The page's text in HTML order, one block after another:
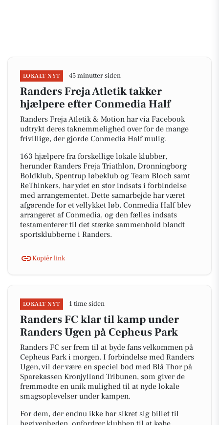
LOKALT NYT 45 minutter siden
Randers Freja Atletik takker
hjælpere efter Conmedia Half
Randers Freja Atletik & Motion har via Facebook
udtrykt deres taknemmelighed over for de mange
frivillige, der gjorde Conmedia Half mulig.
163 hjælpere fra forskellige lokale klubber,
herunder Randers Freja Triathlon, Dronningborg
Boldklub, Spentrup løbeklub og Team Bloch samt
ReThinkers, har ydet en stor indsats i forbindelse
med arrangementet. Dette samarbejde har været
afgørende for et vellykket løb. Conmedia Half blev
arrangeret af Conmedia, og den fælles indsats
testamenterer til det stærke sammenhold blandt
sportsklubberne i Randers.
Kopiér link
LOKALT NYT 1 time siden
Randers FC klar til kamp under
Randers Ugen på Cepheus Park
Randers FC ser frem til at byde fans velkommen på
Cepheus Park i morgen. I forbindelse med Randers
Ugen, vil der være en speciel bod med Blå Thor på
Sparekassen Kronjylland Tribunen, som giver de
fremmødte en unik mulighed til at nyde lokale
smagsoplevelser under kampen.
For dem, der endnu ikke har sikret sig billet til